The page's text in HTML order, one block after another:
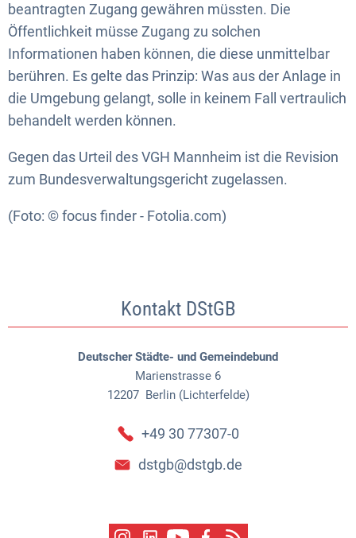
beantragten Zugang gewähren müssten. Die
Öffentlichkeit müsse Zugang zu solchen
Informationen haben können, die diese unmittelbar
berühren. Es gelte das Prinzip: Was aus der Anlage in
die Umgebung gelangt, solle in keinem Fall vertraulich
behandelt werden können.
Gegen das Urteil des VGH Mannheim ist die Revision
zum Bundesverwaltungsgericht zugelassen.
(Foto: © focus finder - Fotolia.com)
Kontakt DStGB
Deutscher Städte- und Gemeindebund
Marienstrasse 6
12207 Berlin (Lichterfelde)
+49 30 77307-0
dstgb@dstgb.de